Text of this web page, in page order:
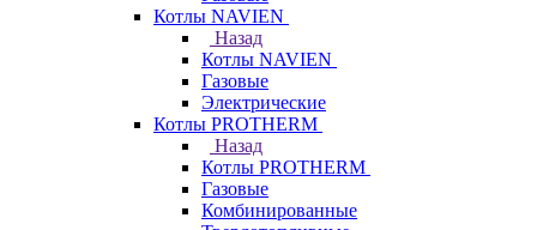
Котлы NAVIEN
Назад
Котлы NAVIEN
Газовые
Электрические
Котлы PROTHERM
Назад
Котлы PROTHERM
Газовые
Комбинированные